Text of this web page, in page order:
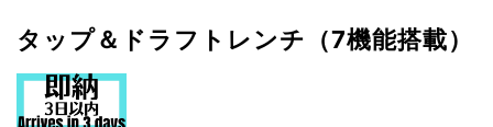
タップ＆ドラフトレンチ（7機能搭載）